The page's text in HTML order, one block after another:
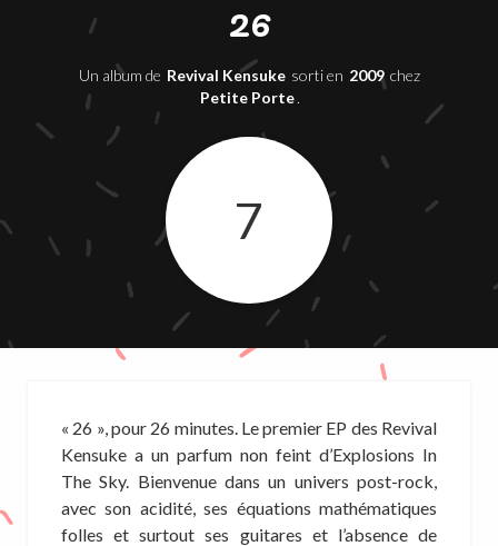
26
Un album de Revival Kensuke sorti en 2009 chez
Petite Porte.
7
« 26 », pour 26 minutes. Le premier EP des Revival
Kensuke a un parfum non feint d’Explosions In
The Sky. Bienvenue dans un univers post-rock,
avec son acidité, ses équations mathématiques
folles et surtout ses guitares et l’absence de